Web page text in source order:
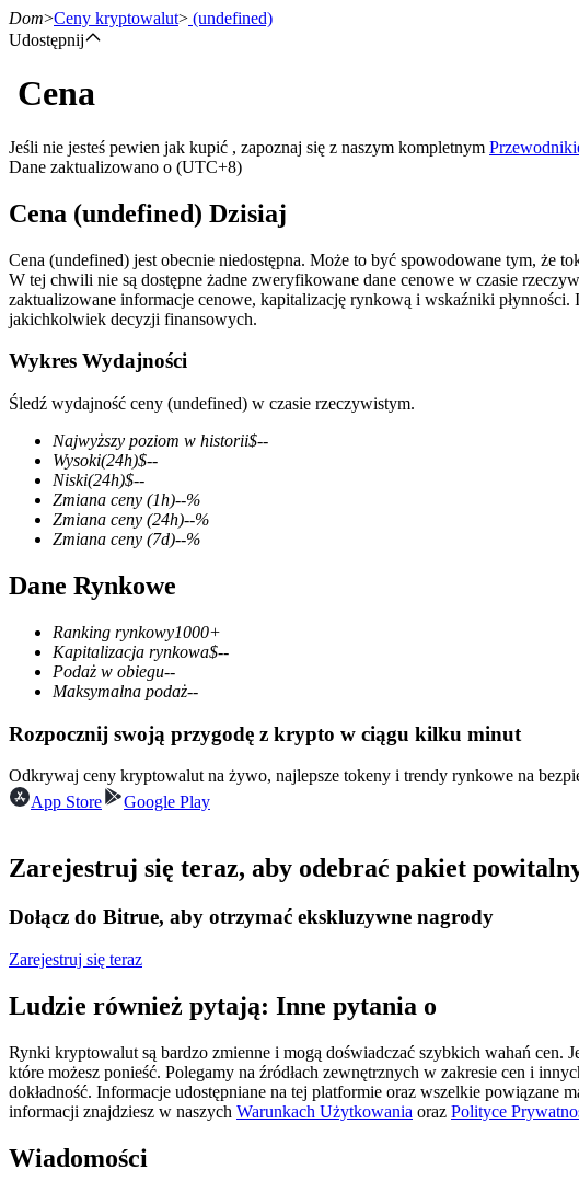
Kontrakty terminowe
Kontrakty terminowe na USDT
Kontrakty futures wykorzystujące USDT jako zabezpieczenie
Kontrakty terminowe COIN-M
Kontrakty terminowe na kryptowaluty
TradFi
Instrumenty pochodne na akcje, forex, metale szlachetne i towary
Kontrakty terminowe na USDC
Kontrakty futures wykorzystujące USDC jako zabezpieczenie
Dom>Ceny kryptowalut> (undefined)
Udostępnij
Cena
Jeśli nie jesteś pewien jak kupić , zapoznaj się z naszym kompletnym
Dane zaktualizowano o (UTC+8)
Cena (undefined) Dzisiaj
Cena (undefined) jest obecnie niedostępna. Może to być spowodowane tym, że
W tej chwili nie są dostępne żadne zweryfikowane dane cenowe w czasie
zaktualizowane informacje cenowe, kapitalizację rynkową i wskaźniki
jakichkolwiek decyzji finansowych.
Wykres Wydajności
Śledź wydajność ceny (undefined) w czasie rzeczywistym.
Najwyższy poziom w historii$--
Wysoki(24h)$--
Niski(24h)$--
Zmiana ceny (1h)--%
Zmiana ceny (24h)--%
Zmiana ceny (7d)--%
Dane Rynkowe
Ranking rynkowy1000+
Kapitalizacja rynkowa$--
Podaż w obiegu--
Maksymalna podaż--
Rozpocznij swoją przygodę z krypto w ciągu kilku minut
Odkrywaj ceny kryptowalut na żywo, najlepsze tokeny i trendy rynkowe na
App Store
Google Play
Zarejestruj się teraz, aby odebrać pakiet
Dołącz do Bitrue, aby otrzymać ekskluzywne nagrody
Zarejestruj się teraz
Ludzie również pytają: Inne pytania o
Rynki kryptowalut są bardzo zmienne i mogą doświadczać szybkich wahań cen.
które możesz ponieść. Polegamy na źródłach zewnętrznych w zakresie cen i
dokładność. Informacje udostępniane na tej platformie oraz wszelkie
informacji znajdziesz w naszych Warunkach Użytkowania oraz Polityce
Wiadomości